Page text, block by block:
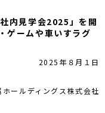
内見学会2025」を開
ゲームや車いすラグ
2025年８月１日
ホールディングス株式会社